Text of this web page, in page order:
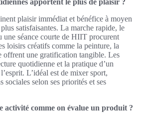
apportent le plus de plaisir ?
plaisir immédiat et bénéfice à moyen
satisfaisantes. La marche rapide, le
une séance courte de HIIT procurent
loisirs créatifs comme la peinture, la
offrent une gratification tangible. Les
quotidienne et la pratique d’un
L’idéal est de mixer sport,
sociales selon ses priorités et ses
activité comme on évalue un produit ?